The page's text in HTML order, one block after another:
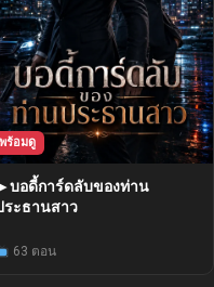
พร้อมดู
บอดี้การ์ดลับของท่าน
ระธานสาว
63 ตอน